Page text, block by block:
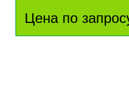
Цена по